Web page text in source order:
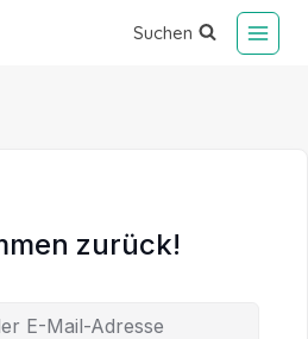
Suchen
zurück!